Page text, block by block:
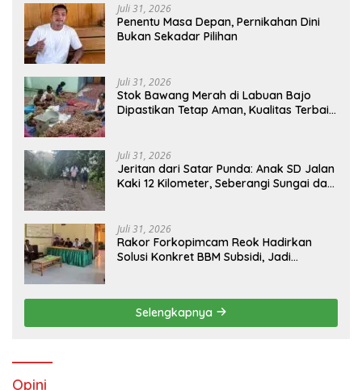
Juli 31, 2026
Penentu Masa Depan, Pernikahan Dini
Bukan Sekadar Pilihan
Juli 31, 2026
Stok Bawang Merah di Labuan Bajo
Dipastikan Tetap Aman, Kualitas Terbaik
Juli 31, 2026
Jeritan dari Satar Punda: Anak SD Jalan
Kaki 12 Kilometer, Seberangi Sungai dan
Juli 31, 2026
Rakor Forkopimcam Reok Hadirkan
Solusi Konkret BBM Subsidi, Jadi
Selengkapnya
Opini